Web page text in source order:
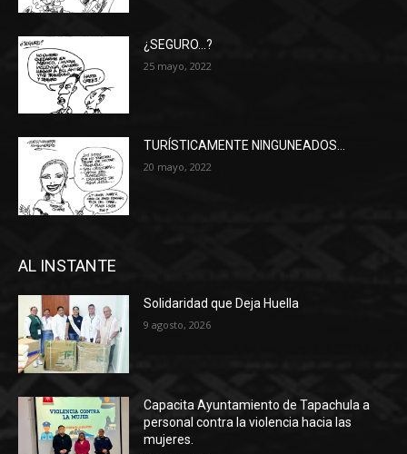
¿SEGURO…?
25 mayo, 2022
TURÍSTICAMENTE NINGUNEADOS…
20 mayo, 2022
AL INSTANTE
Solidaridad que Deja Huella
9 agosto, 2026
Capacita Ayuntamiento de Tapachula a
personal contra la violencia hacia las
mujeres.